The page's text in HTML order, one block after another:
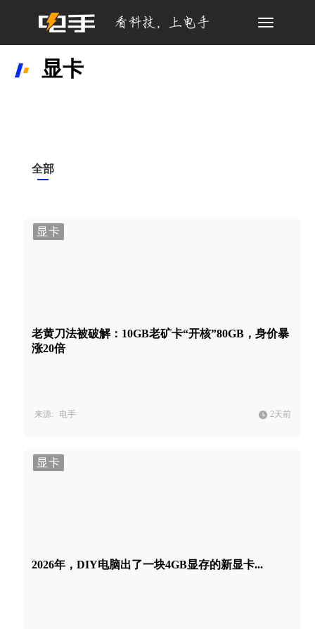
Toggle
显卡
全部
显卡
老黄刀法被破解：10GB老矿卡“开核”80GB，身价暴
涨20倍
来源: 电手 2天前
显卡
2026年，DIY电脑出了一块4GB显存的新显卡...